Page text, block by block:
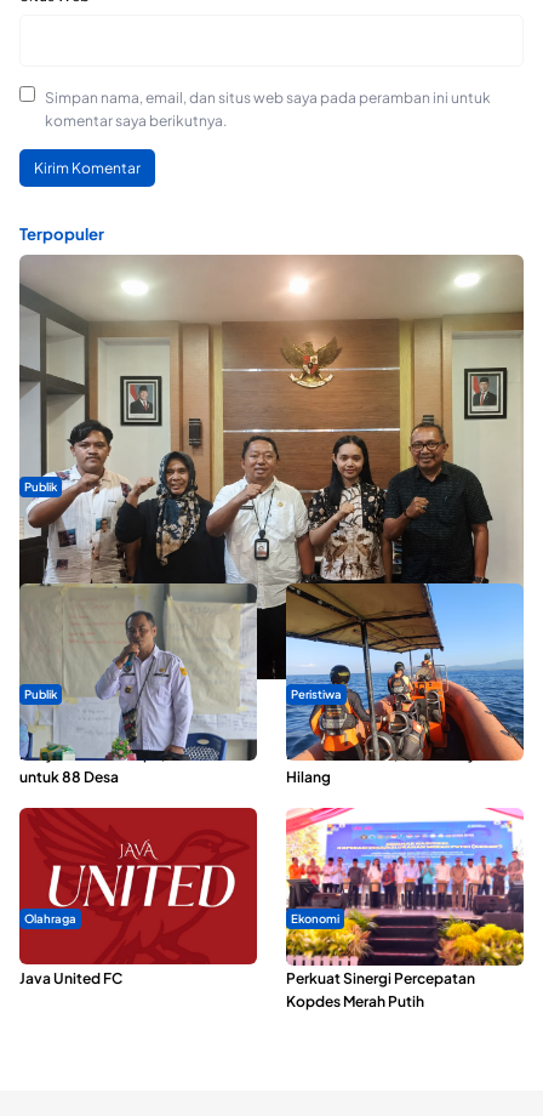
Simpan nama, email, dan situs web saya pada peramban ini untuk
komentar saya berikutnya.
Terpopuler
Publik
Dua Talenta Muda Ternate Wakili Maluku Utara di Gita Bahana
Nusantara 2026
Publik
ABDESI Morotai Apresiasi
Penyaluran ADD Rp3,13 Miliar
untuk 88 Desa
Peristiwa
Dua Longboat Bertabrakan di
Perairan Taliabu, Satu Nelayan
Hilang
Olahraga
Dari Malut United Berubah Jadi
Java United FC
Ekonomi
Seminar di Ternate, Mendes
Perkuat Sinergi Percepatan
Kopdes Merah Putih